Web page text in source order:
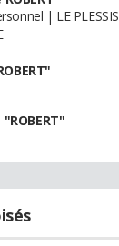
| LE PLESSIS